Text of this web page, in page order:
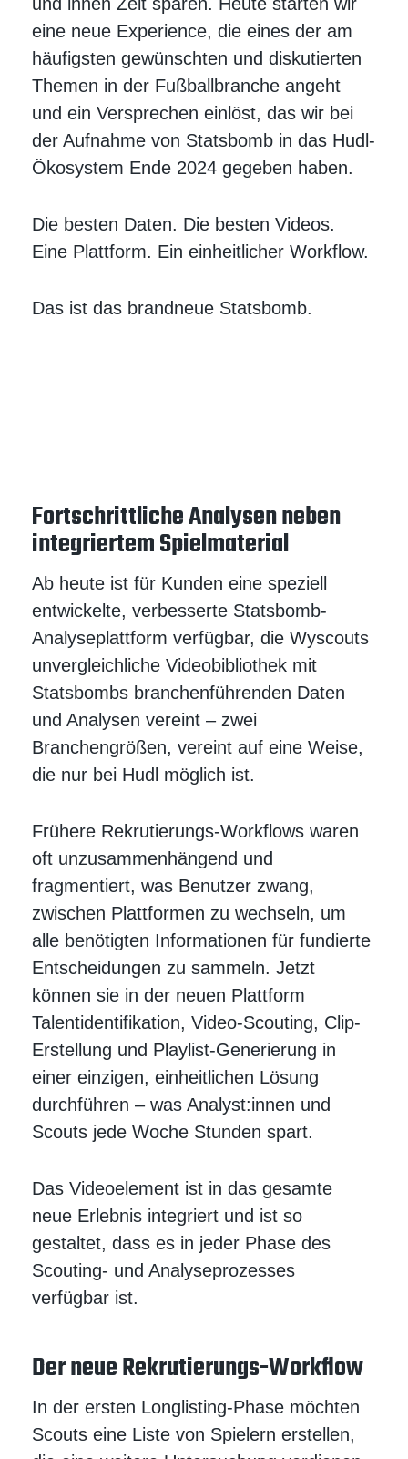
eine neue Experience, die eines der am
häufigsten gewünschten und diskutierten
Themen in der Fußballbranche angeht
und ein Versprechen einlöst, das wir bei
der Aufnahme von Statsbomb in das Hudl-
Ökosystem Ende 2024 gegeben haben.
Die besten Daten. Die besten Videos.
Eine Plattform. Ein einheitlicher Workflow.
Das ist das brandneue Statsbomb.
Fortschrittliche Analysen neben
integriertem Spielmaterial
Ab heute ist für Kunden eine speziell
entwickelte, verbesserte Statsbomb-
Analyseplattform verfügbar, die Wyscouts
unvergleichliche Videobibliothek mit
Statsbombs branchenführenden Daten
und Analysen vereint – zwei
Branchengrößen, vereint auf eine Weise,
die nur bei Hudl möglich ist.
Frühere Rekrutierungs-Workflows waren
oft unzusammenhängend und
fragmentiert, was Benutzer zwang,
zwischen Plattformen zu wechseln, um
alle benötigten Informationen für fundierte
Entscheidungen zu sammeln. Jetzt
können sie in der neuen Plattform
Talentidentifikation, Video-Scouting, Clip-
Erstellung und Playlist-Generierung in
einer einzigen, einheitlichen Lösung
durchführen – was Analyst:innen und
Scouts jede Woche Stunden spart.
Das Videoelement ist in das gesamte
neue Erlebnis integriert und ist so
gestaltet, dass es in jeder Phase des
Scouting- und Analyseprozesses
verfügbar ist.
Der neue Rekrutierungs-Workflow
In der ersten Longlisting-Phase möchten
Scouts eine Liste von Spielern erstellen,